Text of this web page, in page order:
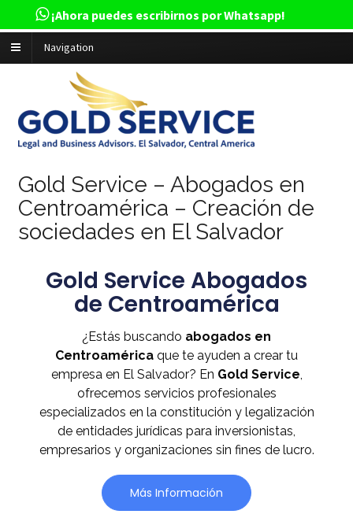
Navigation
Gold Service – Abogados en
Centroamérica – Creación de
sociedades en El Salvador
Gold Service Abogados
de Centroamérica
¿Estás buscando abogados en
Centroamérica que te ayuden a crear tu
empresa en El Salvador? En Gold Service,
ofrecemos servicios profesionales
especializados en la constitución y legalización
de entidades jurídicas para inversionistas,
empresarios y organizaciones sin fines de lucro.
Más Información
¡Ahora puedes escribirnos por Whatsapp!